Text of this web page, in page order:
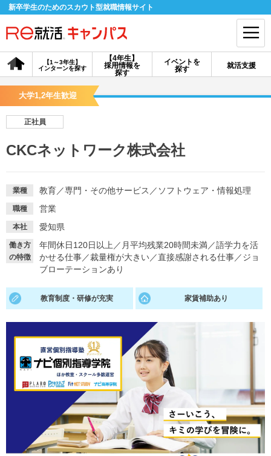
新卒学生のためのスカウト型就職情報サイト
【4年生】
採用情報を
探す
【1～3年生】
インターンを探す
イベントを
探す
就活支援
会員登録 ログイン
探す
イベントを探す
就活ノウハウ・サポート
就活支援
就活ノウハウが満載！
就活コラム
お役立ち記事・相談室など
適職診断
あなたに合う仕事を診断！ 動画で対策講座をチェック
就活ニュースペーパー
就活時事ニュースを更新
大学1,2年生歓迎
正社員
CKCネットワーク株式会社
業種 教育／専門・その他サービス ／ ソフトウェア・情報処理
職種 営業
本社 愛知県
働き方
の特徴
年間休日120日以上 ／ 月平均残業20時間未満／語学力を活
かせる仕事／裁量権が大きい／直接感謝される仕事／ジョ
ブローテーションあり
教育制度・研修が充実 家賃補助あり